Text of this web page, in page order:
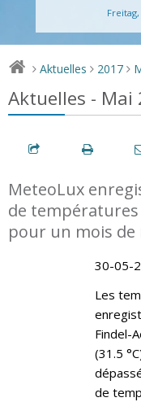
> Aktuelles > 2017 >
Aktuelles - Mai
MeteoLux
de
pour un mois de
30-05-
Les
Findel-
(31.5
de